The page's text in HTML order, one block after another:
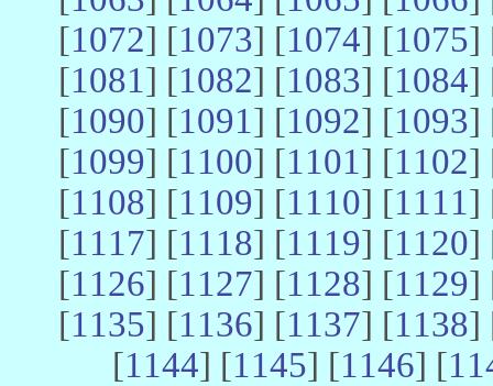
[1072] [1073] [1074] [1075]
[1081] [1082] [1083] [1084]
[1090] [1091] [1092] [1093]
[1099] [1100] [1101] [1102]
[1108] [1109] [1110] [1111]
[1117] [1118] [1119] [1120]
[1126] [1127] [1128] [1129]
[1135] [1136] [1137] [1138]
[1144] [1145] [1146] [